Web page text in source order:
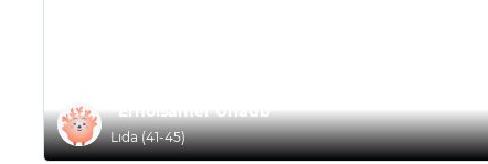
“Erholsamer Urlaub”
Lıda (41-45)